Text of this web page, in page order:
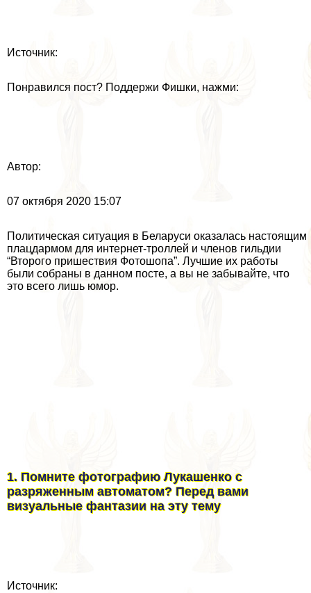
Источник:
Понравился пост? Поддержи Фишки, нажми:
Автор:
07 октября 2020 15:07
Политическая ситуация в Беларуси оказалась настоящим
плацдармом для интернет-троллей и члeнов гильдии
“Второго пришествия Фотошопа”. Лучшие их работы
были собраны в данном посте, а вы не забывайте, что
это всего лишь юмор.
1. Помните фотографию Лукашенко с
разряженным автоматом? Перед вами
визуальные фантазии на эту тему
Источник: